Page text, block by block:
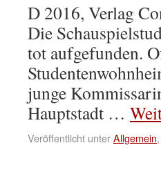
D 2016, Verlag
Die
tot aufgefunden.
junge
Hauptstadt …
Veröffentlicht unterAllgemein,